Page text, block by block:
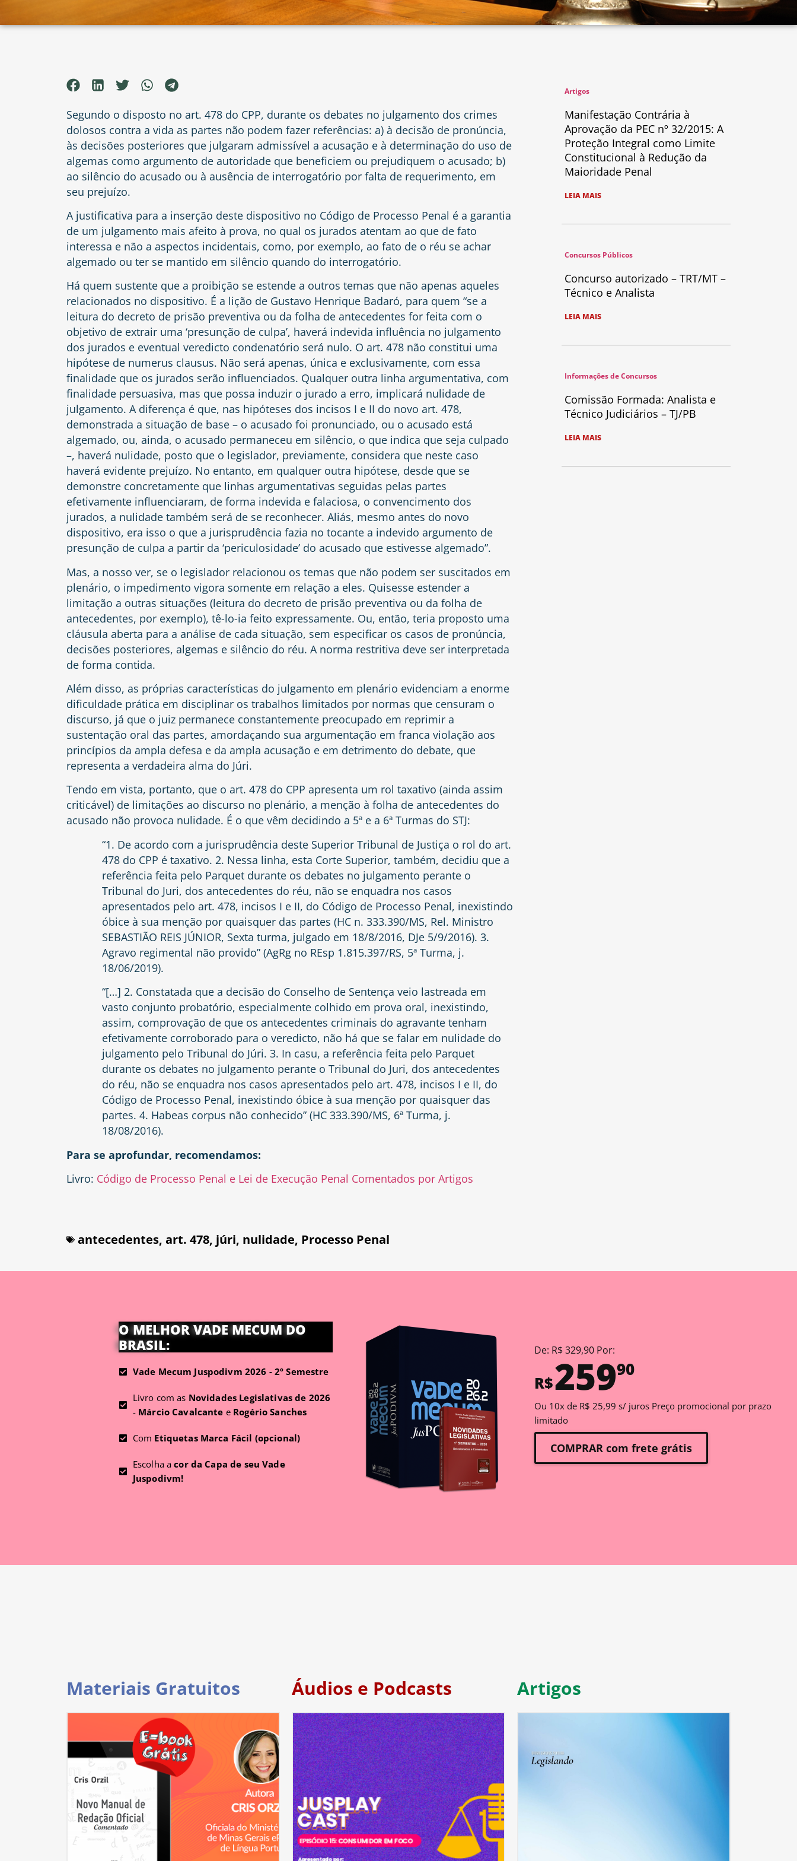
Segundo o disposto no art. 478 do CPP, durante os debates no julgamento dos crimes
dolosos contra a vida as partes não podem fazer referências: a) à decisão de pronúncia,
às decisões posteriores que julgaram admissível a acusação e à determinação do uso de
algemas como argumento de autoridade que beneficiem ou prejudiquem o acusado; b)
ao silêncio do acusado ou à ausência de interrogatório por falta de requerimento, em
seu prejuízo.
A justificativa para a inserção deste dispositivo no Código de Processo Penal é a garantia
de um julgamento mais afeito à prova, no qual os jurados atentam ao que de fato
interessa e não a aspectos incidentais, como, por exemplo, ao fato de o réu se achar
algemado ou ter se mantido em silêncio quando do interrogatório.
Há quem sustente que a proibição se estende a outros temas que não apenas aqueles
relacionados no dispositivo. É a lição de Gustavo Henrique Badaró, para quem “se a
leitura do decreto de prisão preventiva ou da folha de antecedentes for feita com o
objetivo de extrair uma ‘presunção de culpa’, haverá indevida influência no julgamento
dos jurados e eventual veredicto condenatório será nulo. O art. 478 não constitui uma
hipótese de numerus clausus. Não será apenas, única e exclusivamente, com essa
finalidade que os jurados serão influenciados. Qualquer outra linha argumentativa, com
finalidade persuasiva, mas que possa induzir o jurado a erro, implicará nulidade de
julgamento. A diferença é que, nas hipóteses dos incisos I e II do novo art. 478,
demonstrada a situação de base – o acusado foi pronunciado, ou o acusado está
algemado, ou, ainda, o acusado permaneceu em silêncio, o que indica que seja culpado
–, haverá nulidade, posto que o legislador, previamente, considera que neste caso
haverá evidente prejuízo. No entanto, em qualquer outra hipótese, desde que se
demonstre concretamente que linhas argumentativas seguidas pelas partes
efetivamente influenciaram, de forma indevida e falaciosa, o convencimento dos
jurados, a nulidade também será de se reconhecer. Aliás, mesmo antes do novo
dispositivo, era isso o que a jurisprudência fazia no tocante a indevido argumento de
presunção de culpa a partir da ‘periculosidade’ do acusado que estivesse algemado”.
Mas, a nosso ver, se o legislador relacionou os temas que não podem ser suscitados em
plenário, o impedimento vigora somente em relação a eles. Quisesse estender a
limitação a outras situações (leitura do decreto de prisão preventiva ou da folha de
antecedentes, por exemplo), tê-lo-ia feito expressamente. Ou, então, teria proposto uma
cláusula aberta para a análise de cada situação, sem especificar os casos de pronúncia,
decisões posteriores, algemas e silêncio do réu. A norma restritiva deve ser interpretada
de forma contida.
Além disso, as próprias características do julgamento em plenário evidenciam a enorme
dificuldade prática em disciplinar os trabalhos limitados por normas que censuram o
discurso, já que o juiz permanece constantemente preocupado em reprimir a
sustentação oral das partes, amordaçando sua argumentação em franca violação aos
princípios da ampla defesa e da ampla acusação e em detrimento do debate, que
representa a verdadeira alma do Júri.
Tendo em vista, portanto, que o art. 478 do CPP apresenta um rol taxativo (ainda assim
criticável) de limitações ao discurso no plenário, a menção à folha de antecedentes do
acusado não provoca nulidade. É o que vêm decidindo a 5ª e a 6ª Turmas do STJ:
“1. De acordo com a jurisprudência deste Superior Tribunal de Justiça o rol do art.
478 do CPP é taxativo. 2. Nessa linha, esta Corte Superior, também, decidiu que a
referência feita pelo Parquet durante os debates no julgamento perante o
Tribunal do Juri, dos antecedentes do réu, não se enquadra nos casos
apresentados pelo art. 478, incisos I e II, do Código de Processo Penal, inexistindo
óbice à sua menção por quaisquer das partes (HC n. 333.390/MS, Rel. Ministro
SEBASTIÃO REIS JÚNIOR, Sexta turma, julgado em 18/8/2016, DJe 5/9/2016). 3.
Agravo regimental não provido” (AgRg no REsp 1.815.397/RS, 5ª Turma, j.
18/06/2019).
“[…] 2. Constatada que a decisão do Conselho de Sentença veio lastreada em
vasto conjunto probatório, especialmente colhido em prova oral, inexistindo,
assim, comprovação de que os antecedentes criminais do agravante tenham
efetivamente corroborado para o veredicto, não há que se falar em nulidade do
julgamento pelo Tribunal do Júri. 3. In casu, a referência feita pelo Parquet
durante os debates no julgamento perante o Tribunal do Juri, dos antecedentes
do réu, não se enquadra nos casos apresentados pelo art. 478, incisos I e II, do
Código de Processo Penal, inexistindo óbice à sua menção por quaisquer das
partes. 4. Habeas corpus não conhecido” (HC 333.390/MS, 6ª Turma, j.
18/08/2016).
Para se aprofundar, recomendamos:
Livro: Código de Processo Penal e Lei de Execução Penal Comentados por Artigos
antecedentes, art. 478, júri, nulidade, Processo Penal
Artigos
Manifestação Contrária à
Aprovação da PEC nº 32/2015: A
Proteção Integral como Limite
Constitucional à Redução da
Maioridade Penal
LEIA MAIS
Concursos Públicos
Concurso autorizado – TRT/MT –
Técnico e Analista
LEIA MAIS
Informações de Concursos
Comissão Formada: Analista e
Técnico Judiciários – TJ/PB
LEIA MAIS
O MELHOR VADE MECUM DO
BRASIL:
Vade Mecum Juspodivm 2026 - 2º Semestre
Livro com as Novidades Legislativas de 2026
- Márcio Cavalcante e Rogério Sanches
Com Etiquetas Marca Fácil (opcional)
Escolha acor da Capa de seu Vade
Juspodivm!
De: R$ 329,90 Por:
R$25990
Ou 10x de R$ 25,99 s/ juros Preço promocional por prazo
limitado
COMPRAR com frete grátis
Materiais Gratuitos Áudios e Podcasts Artigos